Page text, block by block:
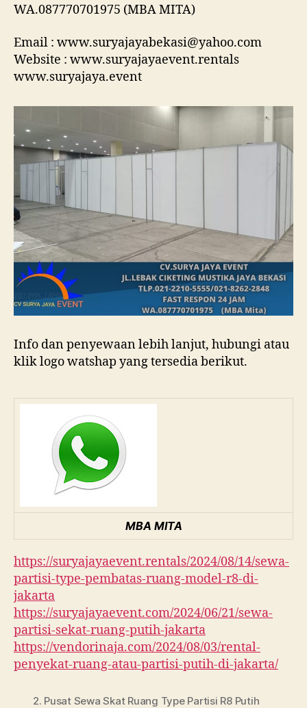
WA.087770701975 (MBA MITA)
Email : www.suryajayabekasi@yahoo.com
Website : www.suryajayaevent.rentals
www.suryajaya.event
Info dan penyewaan lebih lanjut, hubungi atau
klik logo watshap yang tersedia berikut.
MBA MITA
https://suryajayaevent.rentals/2024/08/14/sewa-
partisi-type-pembatas-ruang-model-r8-di-
jakarta
https://suryajayaevent.com/2024/06/21/sewa-
partisi-sekat-ruang-putih-jakarta
https://vendorinaja.com/2024/08/03/rental-
penyekat-ruang-atau-partisi-putih-di-jakarta/
2. Pusat Sewa Skat Ruang Type Partisi R8 Putih